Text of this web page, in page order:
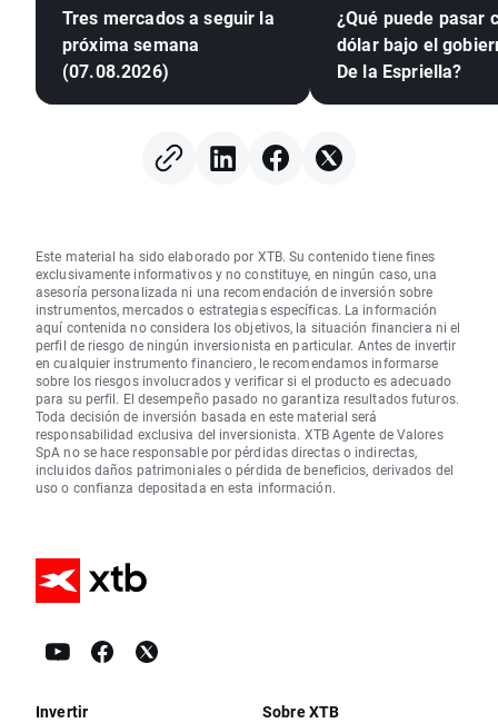
Tres mercados a seguir la
próxima semana
(07.08.2026)
¿Qué puede pasar
dólar bajo el
De la Espriella?
Este material ha sido elaborado por XTB. Su contenido tiene fines
exclusivamente informativos y no constituye, en ningún caso, una
asesoría personalizada ni una recomendación de inversión sobre
instrumentos, mercados o estrategias específicas. La información
aquí contenida no considera los objetivos, la situación financiera ni el
perfil de riesgo de ningún inversionista en particular. Antes de invertir
en cualquier instrumento financiero, le recomendamos informarse
sobre los riesgos involucrados y verificar si el producto es adecuado
para su perfil. El desempeño pasado no garantiza resultados futuros.
Toda decisión de inversión basada en este material será
responsabilidad exclusiva del inversionista. XTB Agente de Valores
SpA no se hace responsable por pérdidas directas o indirectas,
incluidos daños patrimoniales o pérdida de beneficios, derivados del
uso o confianza depositada en esta información.
Invertir Sobre XTB